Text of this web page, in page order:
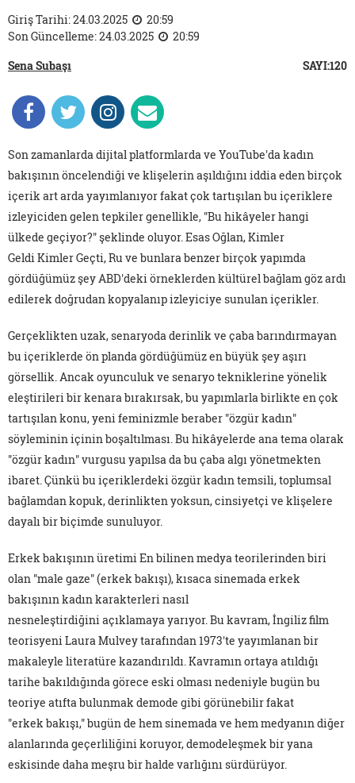
Giriş Tarihi: 24.03.2025
20:59
Son Güncelleme: 24.03.2025
20:59
Sena Subaşı
SAYI:120
Son zamanlarda dijital platformlarda ve YouTube'da kadın
bakışının öncelendiği ve klişelerin aşıldığını iddia eden birçok
içerik art arda yayımlanıyor fakat çok tartışılan bu içeriklere
izleyiciden gelen tepkiler genellikle, "Bu hikâyeler hangi
ülkede geçiyor?" şeklinde oluyor. Esas Oğlan, Kimler
Geldi Kimler Geçti, Ru ve bunlara benzer birçok yapımda
gördüğümüz şey ABD'deki örneklerden kültürel bağlam göz ardı
edilerek doğrudan kopyalanıp izleyiciye sunulan içerikler.
Gerçeklikten uzak, senaryoda derinlik ve çaba barındırmayan
bu içeriklerde ön planda gördüğümüz en büyük şey aşırı
görsellik. Ancak oyunculuk ve senaryo tekniklerine yönelik
eleştirileri bir kenara bırakırsak, bu yapımlarla birlikte en çok
tartışılan konu, yeni feminizmle beraber "özgür kadın"
söyleminin içinin boşaltılması. Bu hikâyelerde ana tema olarak
"özgür kadın" vurgusu yapılsa da bu çaba algı yönetmekten
ibaret. Çünkü bu içeriklerdeki özgür kadın temsili, toplumsal
bağlamdan kopuk, derinlikten yoksun, cinsiyetçi ve klişelere
dayalı bir biçimde sunuluyor.
Erkek bakışının üretimi En bilinen medya teorilerinden biri
olan "male gaze" (erkek bakışı), kısaca sinemada erkek
bakışının kadın karakterleri nasıl
nesneleştirdiğini açıklamaya yarıyor. Bu kavram, İngiliz film
teorisyeni Laura Mulvey tarafından 1973'te yayımlanan bir
makaleyle literatüre kazandırıldı. Kavramın ortaya atıldığı
tarihe bakıldığında görece eski olması nedeniyle bugün bu
teoriye atıfta bulunmak demode gibi görünebilir fakat
"erkek bakışı," bugün de hem sinemada ve hem medyanın diğer
alanlarında geçerliliğini koruyor, demodeleşmek bir yana
eskisinde daha meşru bir halde varlığını sürdürüyor.